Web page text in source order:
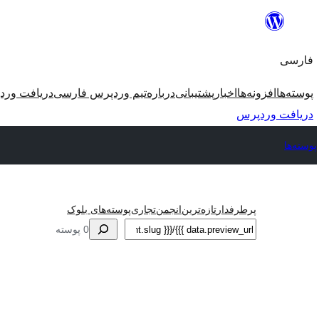
محتوا
فارسی
پوسته‌ها افزونه‌ها اخبار پشتیبانیدربارهتیم وردپرس فارسیدریافت
دریافت وردپرس
پوسته‌ها
پرطرفدار تازه‌ترینانجمنتجاریپوسته‌های بلوک
جستجو 0 پوسته